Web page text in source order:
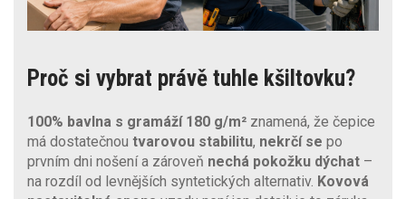
Proč si vybrat právě tuhle kšiltovku?
100% bavlna s gramáží 180 g/m² znamená, že čepice
má dostatečnou tvarovou stabilitu, nekrčí se po
prvním dni nošení a zároveň nechá pokožku dýchat –
na rozdíl od levnějších syntetických alternativ. Kovová